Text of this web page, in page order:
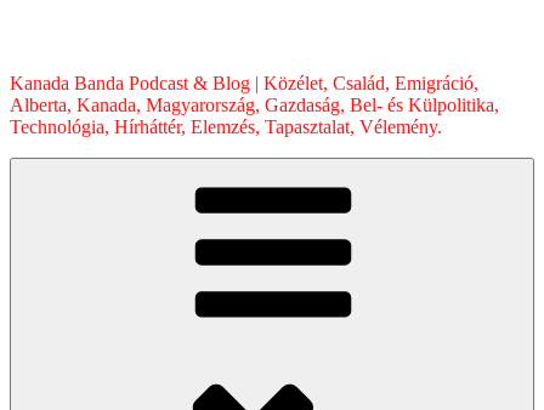
Kanada Banda Podcast & Blog | Közélet, Család, Emigráció,
Alberta, Kanada, Magyarország, Gazdaság, Bel- és Külpolitika,
Technológia, Hírháttér, Elemzés, Tapasztalat, Vélemény.